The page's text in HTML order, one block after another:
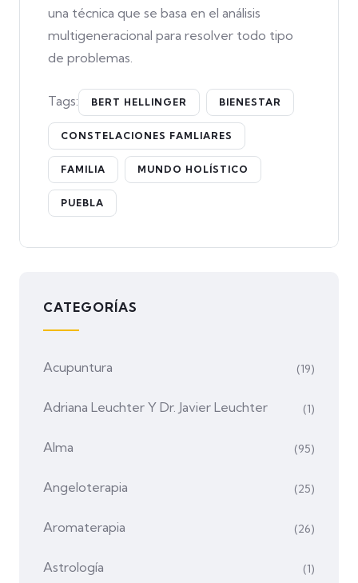
una técnica que se basa en el análisis
multigeneracional para resolver todo tipo
de problemas.
Tags: BERT HELLINGER BIENESTAR
CONSTELACIONES FAMLIARES
FAMILIA MUNDO HOLÍSTICO
PUEBLA
CATEGORÍAS
Acupuntura (19)
Adriana Leuchter Y Dr. Javier Leuchter (1)
Alma (95)
Angeloterapia (25)
Aromaterapia (26)
Astrología (1)